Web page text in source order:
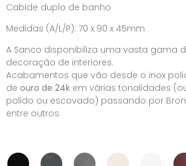
Cabide duplo de banho
Medidas (A/L/P): 70 x 90 x 45mm
A Sanco disponibiliza uma vasta gama
decoração de interiores.
Acabamentos que vão desde o inox
de ouro de 24k em várias tonalidades
polido ou escovado) passando por
entre outros.